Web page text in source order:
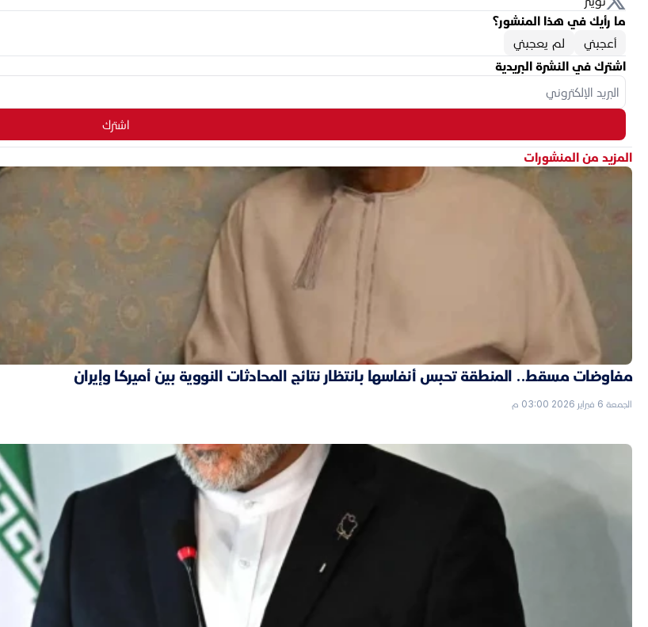
ما رأيك في هذا المنشور؟
أعجبني
لم يعجبني
اشترك في النشرة البريدية
اشترك
المزيد من المنشورات
مفاوضات مسقط.. المنطقة تحبس أنفاسها بانتظار نتائج المحادثات النووية بين أميركا وإيران
الجمعة 6 فبراير 2026 03:00 م